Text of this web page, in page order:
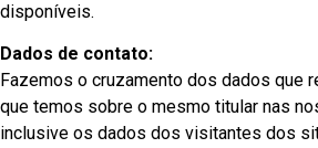
disponíveis.
Dados de contato:
Fazemos o cruzamento dos dados que
que temos sobre o mesmo titular nas
inclusive os dados dos visitantes dos